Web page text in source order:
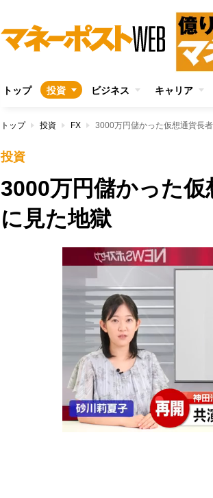
トップ 投資 ビジネス キャリア
トップ 投資 FX 3000万円儲かった仮想通貨長
投資
3000万円儲かった
に見た地獄